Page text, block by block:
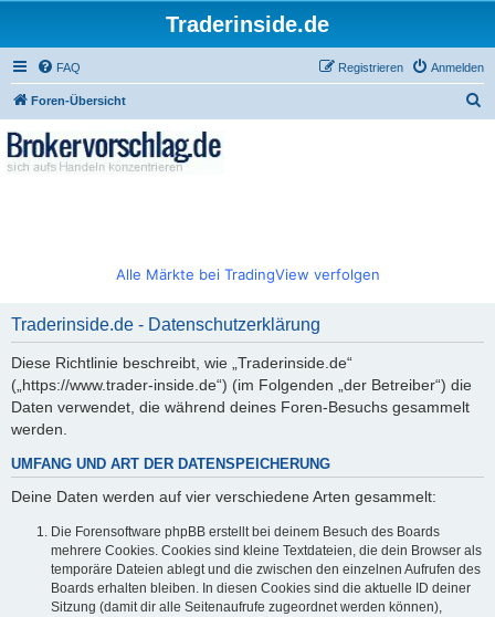
Traderinside.de
FAQ Anmelden
Registrieren
Foren-Übersicht
Alle Märkte bei TradingView verfolgen
Traderinside.de - Datenschutzerklärung
Diese Richtlinie beschreibt, wie „Traderinside.de“
(„https://www.trader-inside.de“) (im Folgenden „der Betreiber“) die
Daten verwendet, die während deines Foren-Besuchs gesammelt
werden.
UMFANG UND ART DER DATENSPEICHERUNG
Deine Daten werden auf vier verschiedene Arten gesammelt:
Die Forensoftware phpBB erstellt bei deinem Besuch des Boards
mehrere Cookies. Cookies sind kleine Textdateien, die dein Browser als
temporäre Dateien ablegt und die zwischen den einzelnen Aufrufen des
Boards erhalten bleiben. In diesen Cookies sind die aktuelle ID deiner
Sitzung (damit dir alle Seitenaufrufe zugeordnet werden können),